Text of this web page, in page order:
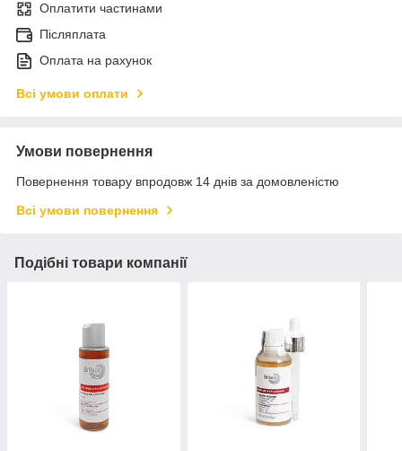
Оплатити частинами
Післяплата
Оплата на рахунок
Всі умови оплати
Умови повернення
Повернення товару впродовж 14 днів за домовленістю
Всі умови повернення
Подібні товари компанії